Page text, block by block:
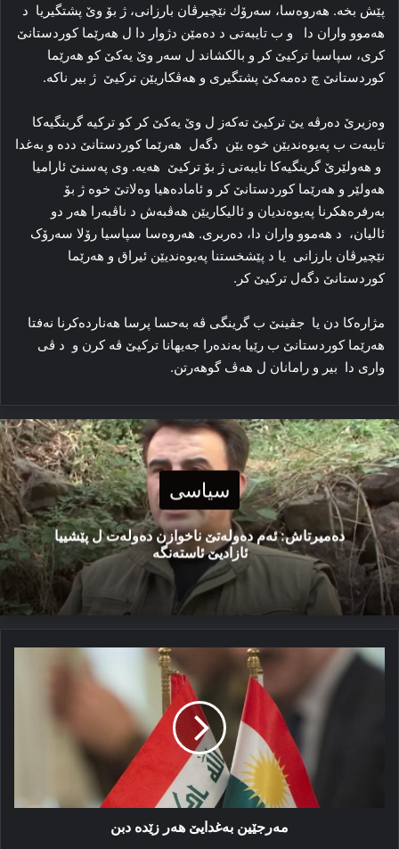
پێش بخه‌. هه‌روەسا، سەرۆك نێچیرڤان بارزانی، ژ بۆ وێ پشتگیریا د
هه‌موو واران دا و ب تایبه‌تی د ده‌مێن دژوار دا ل هه‌رێما کوردستانێ
كری، سپاسیا ترکیێ كر و بالکشاند ل سه‌ر وێ یه‌کێ کو هه‌رێما
کوردستانێ چ ده‌مه‌کێ پشتگیری و هه‌ڤکاریێن ترکیێ ژ بیر ناکه‌.‏
وه‌زیرێ ده‌رڤه‌ یێ ترکیێ ته‌که‌ز ل وێ یه‌کێ کر کو ترکیه‌ گرینگیه‌کا
تایبه‌ت ب په‌یوه‌ندیێن خوه‌ یێن دگه‌ل هه‌رێما کوردستانێ دده‌ و به‌غدا
و هه‌ولێرێ گرینگیه‌کا تایبه‌تی ژ بۆ ترکیێ ‌ هه‌یه‌. وی په‌سنێ ئارامیا
هه‌ولێر و هه‌رێما کوردستانێ کر و ئاماده‌هیا وه‌لاتێ خوه‌ ژ بۆ
به‌رفره‌هکرنا په‌یوه‌ندیان و ئالیکاریێن هه‌ڤبه‌ش د ناڤبه‌را هه‌ر دو
ئالیان، د هه‌موو واران دا، ده‌ربری. هه‌روەسا سپاسیا رۆلا سه‌رۆک
نێچیرڤان بارزانی یا د پێشخستنا په‌یوه‌ندیێن ئیراق و هه‌رێما
کوردستانێ دگه‌ل ترکیێ کر.‏
مژاره‌کا دن یا جڤینێ ب گرینگی ڤه‌ به‌حسا پرسا هه‌نارده‌کرنا نه‌فتا
هه‌رێما کوردستانێ ب رێیا به‌نده‌را جه‌یهانا ترکیێ ڤه‌ کرن و د ڤی
واری دا بیر و رامانان ل هەڤ گوهەرتن.
سیاسی
دەمیرتاش: ئەم دەولەتێ ناخوازن دەولەت ل پێشییا
ئازادیێ ئاستەنگە
مەرجێین
بەغدایێ
مەرجێین بەغدایێ هەر زێدە دبن